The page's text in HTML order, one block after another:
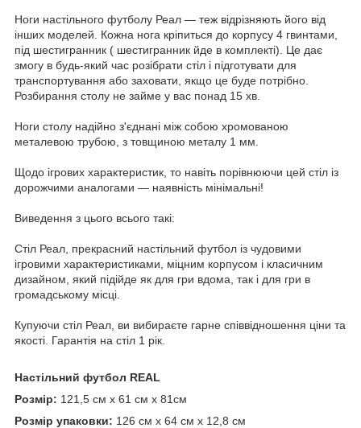
Ноги настільного футболу Реал — теж відрізняють його від
інших моделей. Кожна нога кріпиться до корпусу 4 гвинтами,
під шестигранник ( шестигранник йде в комплекті). Це дає
змогу в будь-який час розібрати стіл і підготувати для
транспортування або заховати, якщо це буде потрібно.
Розбирання столу не займе у вас понад 15 хв.
Ноги столу надійно з'єднані між собою хромованою
металевою трубою, з товщиною металу 1 мм.
Щодо ігрових характеристик, то навіть порівнюючи цей стіл із
дорожчими аналогами — наявність мінімальні!
Виведення з цього всього такі:
Стіл Реал, прекрасний настільний футбол із чудовими
ігровими характеристиками, міцним корпусом і класичним
дизайном, який підійде як для гри вдома, так і для гри в
громадському місці.
Купуючи стіл Реал, ви вибираєте гарне співвідношення ціни та
якості. Гарантія на стіл 1 рік.
Настільний футбол REAL
Розмір: 121,5 см х 61 см х 81см
Розмір упаковки: 126 см х 64 см х 12,8 см